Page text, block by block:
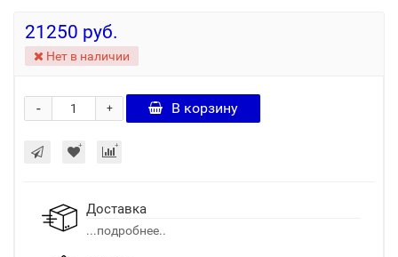
21250 руб.
Нет в наличии
+
- В корзину
Доставка
...подробнее..